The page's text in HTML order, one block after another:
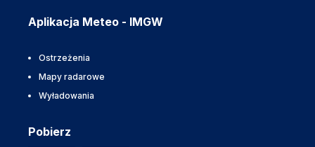
Aplikacja Meteo - IMGW
Ostrzeżenia
Mapy radarowe
Wyładowania
Pobierz